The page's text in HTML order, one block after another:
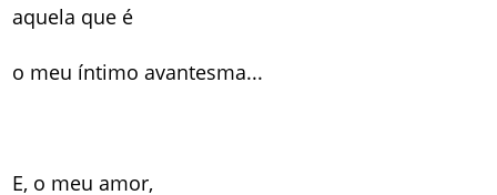
aquela que é
o meu íntimo avantesma...
E, o meu amor,